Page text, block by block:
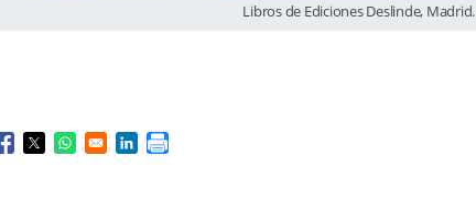
Libros de Ediciones Deslinde, Madrid.
Opens in a new window
Opens in a new window
Opens in a new window
Opens in a new window